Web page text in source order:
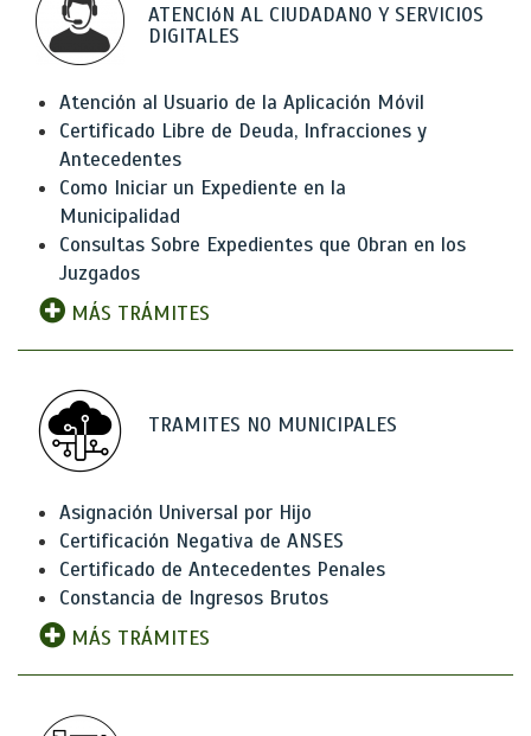
ATENCIóN AL CIUDADANO Y SERVICIOS
DIGITALES
Atención al Usuario de la Aplicación Móvil
Certificado Libre de Deuda, Infracciones y
Antecedentes
Como Iniciar un Expediente en la
Municipalidad
Consultas Sobre Expedientes que Obran en los
Juzgados
MÁS TRÁMITES
TRAMITES NO MUNICIPALES
Asignación Universal por Hijo
Certificación Negativa de ANSES
Certificado de Antecedentes Penales
Constancia de Ingresos Brutos
MÁS TRÁMITES